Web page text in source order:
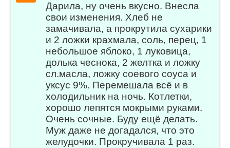
Дарила, ну очень вкусно. Внесла
свои изменения. Хлеб не
замачивала, а прокрутила сухарики
и 2 ложки крахмала, соль, перец, 1
небольшое яблоко, 1 луковица,
долька чеснока, 2 желтка и ложку
сл.масла, ложку соевого соуса и
уксус 9%. Перемешала всё и в
холодильник на ночь. Котлетки,
хорошо лепятся мокрыми руками.
Очень сочные. Буду ещё делать.
Муж даже не догадался, что это
желудочки. Прокручивала 1 раз.